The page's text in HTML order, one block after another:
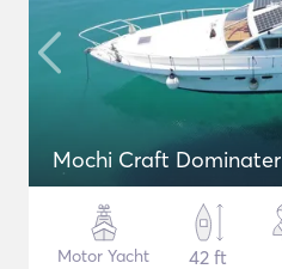
Mochi Craft Dominater
Motor Yacht
42 ft